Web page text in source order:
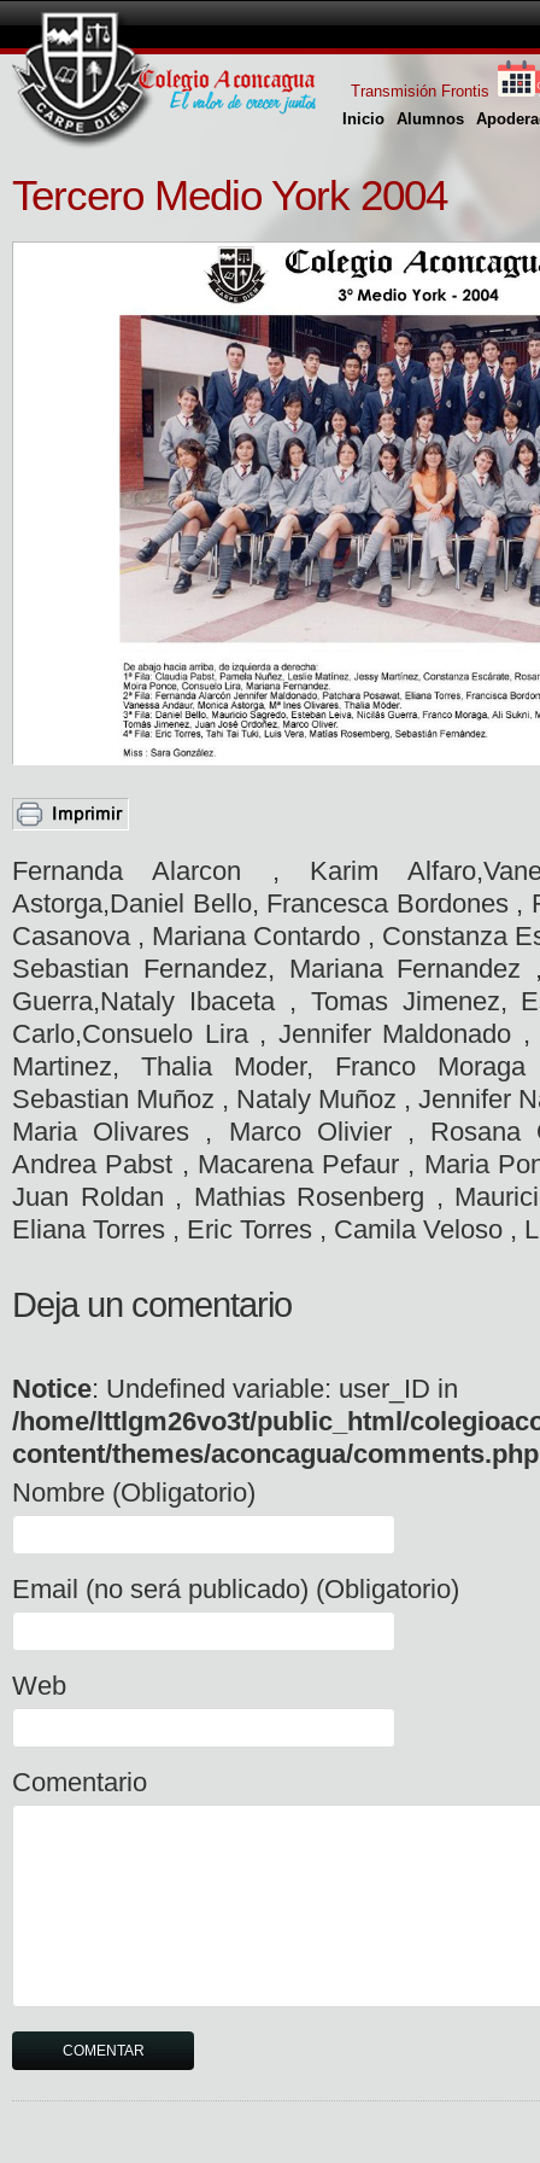
Inicio Alumnos
Transmisión Frontis
Tercero Medio York 2004
Fernanda Alarcon , Karim
Astorga,Daniel Bello, Francesca Bordones ,
Casanova , Mariana Contardo , Constanza
Sebastian Fernandez, Mariana
Guerra,Nataly Ibaceta , Tomas Jimenez,
Carlo,Consuelo Lira , Jennifer Maldonado
Martinez, Thalia Moder, Franco
Sebastian Muñoz , Nataly Muñoz , Jennifer
Maria Olivares , Marco Olivier , Rosana
Andrea Pabst , Macarena Pefaur , Maria
Juan Roldan , Mathias Rosenberg ,
Eliana Torres , Eric Torres , Camila Veloso ,
Deja un comentario
Notice: Undefined variable: user_ID in
/home/lttlgm26vo3t/public_html/
content/themes/aconcagua/comments.php
Nombre (Obligatorio)
Email (no será publicado) (Obligatorio)
Web
Comentario